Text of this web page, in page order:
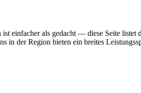
einfacher als gedacht — diese Seite listet
der Region bieten ein breites